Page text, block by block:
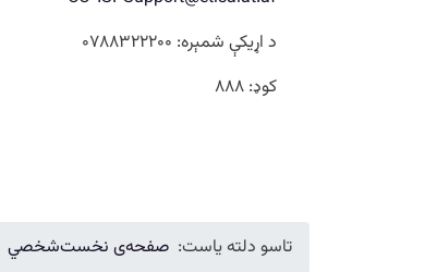
د اړیکې شمېره: ۰۷۸۸۳۲۲۲۰۰
کوډ: ۸۸۸
تاسو دلته یاست: صفحه‌ی نخستشخصي